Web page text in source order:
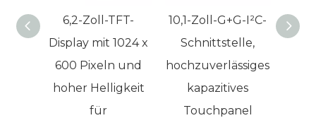
6,2-Zoll-TFT-
Display mit 1024 x
600 Pixeln und
hoher Helligkeit
für
10,1-Zoll-G+G-I²C-
Schnittstelle,
hochzuverlässiges
kapazitives
Touchpanel